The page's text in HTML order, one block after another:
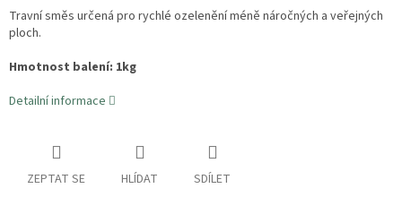
Travní směs určená pro rychlé ozelenění méně náročných a veřejných
ploch.
Hmotnost balení: 1kg
Detailní informace
ZEPTAT SE HLÍDAT SDÍLET